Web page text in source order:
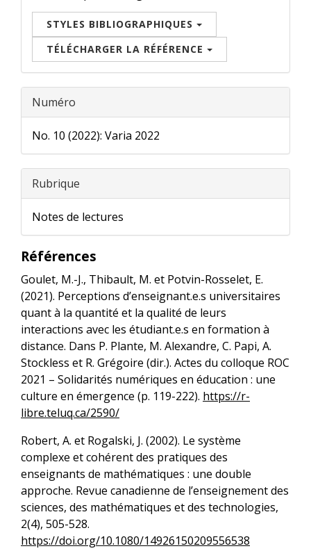
STYLES BIBLIOGRAPHIQUES
TÉLÉCHARGER LA RÉFÉRENCE
Numéro
No. 10 (2022): Varia 2022
Rubrique
Notes de lectures
Références
Goulet, M.-J., Thibault, M. et Potvin-Rosselet, E.
(2021). Perceptions d’enseignant.e.s universitaires
quant à la quantité et la qualité de leurs
interactions avec les étudiant.e.s en formation à
distance. Dans P. Plante, M. Alexandre, C. Papi, A.
Stockless et R. Grégoire (dir.). Actes du colloque ROC
2021 – Solidarités numériques en éducation : une
culture en émergence (p. 119-222). https://r-
libre.teluq.ca/2590/
Robert, A. et Rogalski, J. (2002). Le système
complexe et cohérent des pratiques des
enseignants de mathématiques : une double
approche. Revue canadienne de l’enseignement des
sciences, des mathématiques et des technologies,
2(4), 505-528.
https://doi.org/10.1080/14926150209556538